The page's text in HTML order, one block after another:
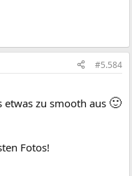
#5.584
zu smooth aus 🙂
Fotos!